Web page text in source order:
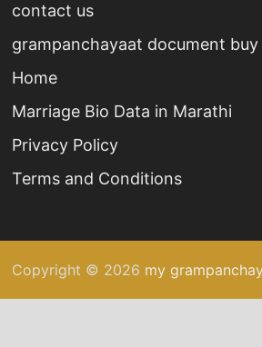
contact us
grampanchayaat document buy
Home
Marriage Bio Data in Marathi
Privacy Policy
Terms and Conditions
Copyright © 2026 my